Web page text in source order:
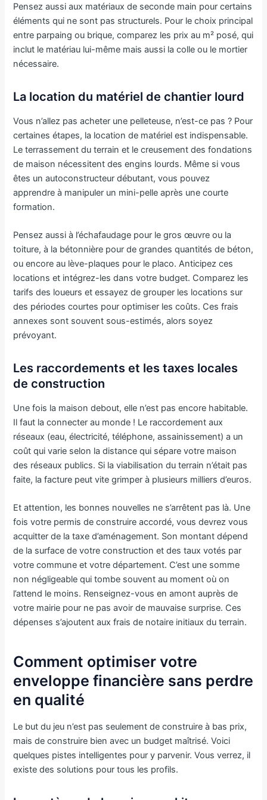
Pensez aussi aux matériaux de seconde main pour certains
éléments qui ne sont pas structurels. Pour le choix principal
entre parpaing ou brique, comparez les prix au m² posé, qui
inclut le matériau lui-même mais aussi la colle ou le mortier
nécessaire.
La location du matériel de chantier lourd
Vous n’allez pas acheter une pelleteuse, n’est-ce pas ? Pour
certaines étapes, la location de matériel est indispensable.
Le terrassement du terrain et le creusement des fondations
de maison nécessitent des engins lourds. Même si vous
êtes un autoconstructeur débutant, vous pouvez
apprendre à manipuler un mini-pelle après une courte
formation.
Pensez aussi à l’échafaudage pour le gros œuvre ou la
toiture, à la bétonnière pour de grandes quantités de béton,
ou encore au lève-plaques pour le placo. Anticipez ces
locations et intégrez-les dans votre budget. Comparez les
tarifs des loueurs et essayez de grouper les locations sur
des périodes courtes pour optimiser les coûts. Ces frais
annexes sont souvent sous-estimés, alors soyez
prévoyant.
Les raccordements et les taxes locales
de construction
Une fois la maison debout, elle n’est pas encore habitable.
Il faut la connecter au monde ! Le raccordement aux
réseaux (eau, électricité, téléphone, assainissement) a un
coût qui varie selon la distance qui sépare votre maison
des réseaux publics. Si la viabilisation du terrain n’était pas
faite, la facture peut vite grimper à plusieurs milliers d’euros.
Et attention, les bonnes nouvelles ne s’arrêtent pas là. Une
fois votre permis de construire accordé, vous devrez vous
acquitter de la taxe d’aménagement. Son montant dépend
de la surface de votre construction et des taux votés par
votre commune et votre département. C’est une somme
non négligeable qui tombe souvent au moment où on
l’attend le moins. Renseignez-vous en amont auprès de
votre mairie pour ne pas avoir de mauvaise surprise. Ces
dépenses s’ajoutent aux frais de notaire initiaux du terrain.
Comment optimiser votre
enveloppe financière sans perdre
en qualité
Le but du jeu n’est pas seulement de construire à bas prix,
mais de construire bien avec un budget maîtrisé. Voici
quelques pistes intelligentes pour y parvenir. Vous verrez, il
existe des solutions pour tous les profils.